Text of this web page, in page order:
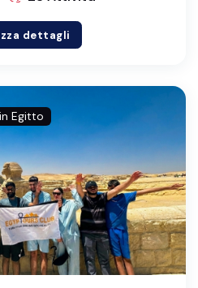
dettagli
Egitto